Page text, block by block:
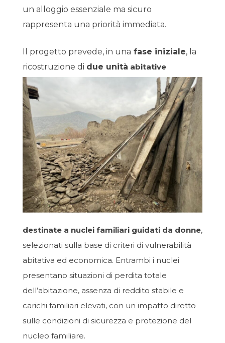
un alloggio essenziale ma sicuro
rappresenta una priorità immediata.
Il progetto prevede, in una fase iniziale, la
ricostruzione di due unità abitative
destinate a nuclei familiari guidati da donne,
selezionati sulla base di criteri di vulnerabilità
abitativa ed economica. Entrambi i nuclei
presentano situazioni di perdita totale
dell’abitazione, assenza di reddito stabile e
carichi familiari elevati, con un impatto diretto
sulle condizioni di sicurezza e protezione del
nucleo familiare.